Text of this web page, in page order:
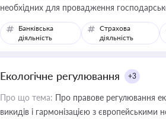
необхідних для провадження
Банківська
діяльність
Страхова
діяльність
Екологічне регулювання +3
Про що тема: Про правове регулювання
викидів і гармонізацією з європейськими